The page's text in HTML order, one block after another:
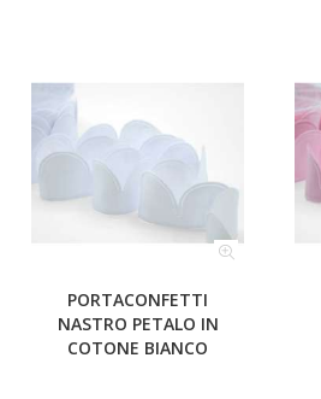
PORTACONFETTI
NASTRO PETALO IN
COTONE BIANCO